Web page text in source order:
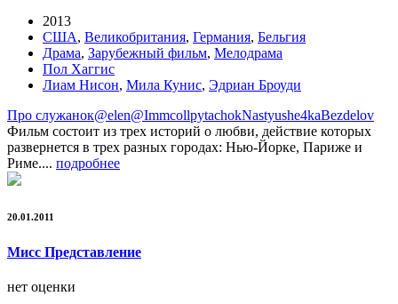
2013
США, Великобритания, Германия, Бельгия
Драма, Зарубежный фильм, Мелодрама
Пол Хаггис
Лиам Нисон, Мила Кунис, Эдриан Броуди
Про служанок@elen@ImmcollpytachokNastyushe4kaBezdelov
Фильм состоит из трех историй о любви, действие которых
развернется в трех разных городах: Нью-Йорке, Париже и
Риме.... подробнее
20.01.2011
Мисс Представление
нет оценки